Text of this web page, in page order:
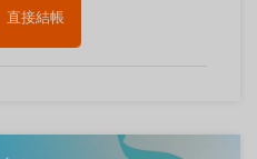
直接結帳